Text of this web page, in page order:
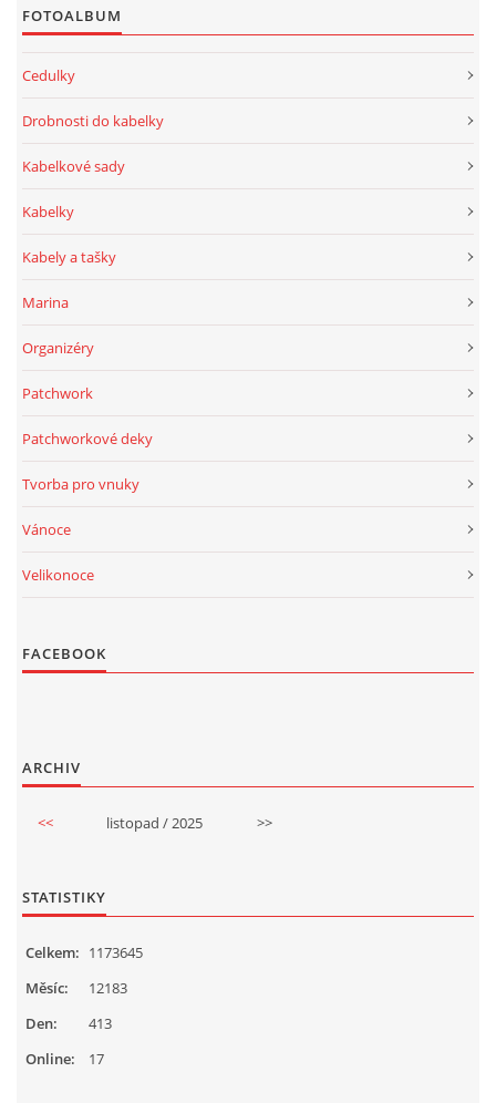
FOTOALBUM
Cedulky
Drobnosti do kabelky
Kabelkové sady
Kabelky
Kabely a tašky
Marina
Organizéry
Patchwork
Patchworkové deky
Tvorba pro vnuky
Vánoce
Velikonoce
FACEBOOK
ARCHIV
<< listopad / 2025 >>
STATISTIKY
Online: 17
Celkem: 1173645
Měsíc:
12183
Den:
413